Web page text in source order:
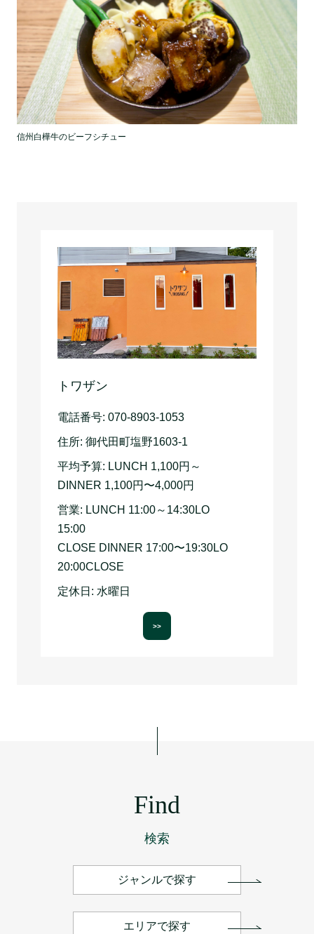
信州白樺牛のビーフシチュー
トワザン
電話番号: 070-8903-1053
住所: 御代田町塩野1603-1
平均予算: LUNCH 1,100円～
DINNER 1,100円〜4,000円
営業: LUNCH 11:00～14:30LO
15:00
CLOSE DINNER 17:00〜19:30LO
20:00CLOSE
定休日: 水曜日
>>
Find
検索
ジャンルで探す
エリアで探す